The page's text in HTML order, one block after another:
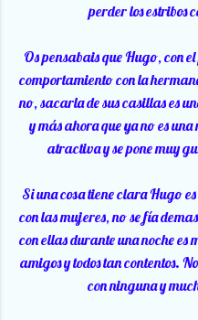
perder los estribos
Os pensabais que Hugo, con
comportamiento con la
no, sacarla de sus casillas es
y más ahora que ya no es
atractiva y se pone muy
Si una cosa tiene clara Hugo
con las mujeres, no se fía
con ellas durante una noche es
amigos y todos tan contentos.
con ninguna y